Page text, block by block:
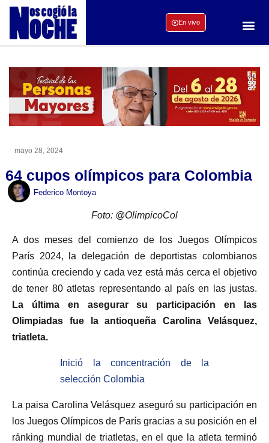
En vivo
mayo 28, 2024
64 cupos olímpicos para Colombia
Federico Montoya
Foto: @OlimpicoCol
A dos meses del comienzo de los Juegos Olímpicos
París 2024, la delegación de deportistas colombianos
continúa creciendo y cada vez está más cerca el objetivo
de tener 80 atletas representando al país en las justas.
La última en asegurar su participación en las
Olimpiadas fue la antioqueña Carolina Velásquez,
triatleta.
Inició la concentración de la
selección Colombia
La paisa Carolina Velásquez aseguró su participación en
los Juegos Olímpicos de París gracias a su posición en el
ránking mundial de triatletas, en el que la atleta terminó